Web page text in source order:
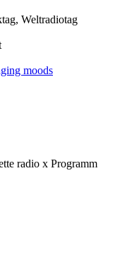
Weltradiotag
moods
radio x Programm